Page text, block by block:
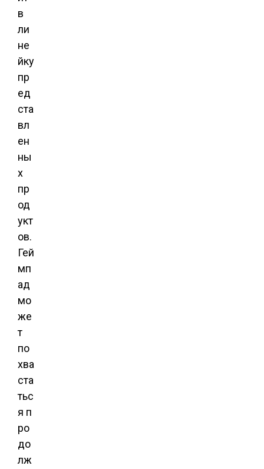
в
ли
не
йку
пр
ед
ста
вл
ен
ны
х
пр
од
укт
ов.
Гей
мп
ад
мо
же
т
по
хва
ста
тьс
я п
ро
до
лж